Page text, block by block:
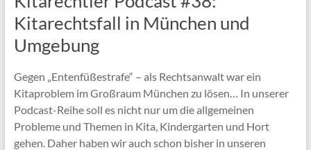
Kitarechtsfall in München und
Umgebung
Gegen „Entenfüßestrafe“ – als Rechtsanwalt war ein
Kitaproblem im Großraum München zu lösen… In unserer
Podcast-Reihe soll es nicht nur um die allgemeinen
Probleme und Themen in Kita, Kindergarten und Hort
gehen. Daher haben wir auch schon bisher in unseren